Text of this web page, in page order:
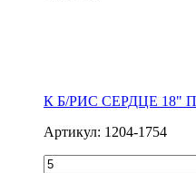
К Б/РИС СЕРДЦЕ 18"
Артикул: 1204-1754